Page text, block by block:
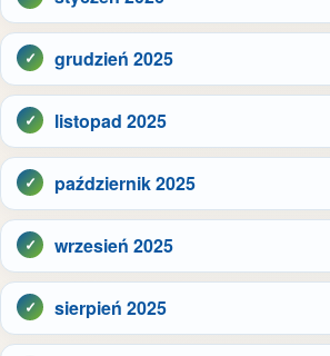
grudzień 2025
listopad 2025
październik 2025
wrzesień 2025
sierpień 2025